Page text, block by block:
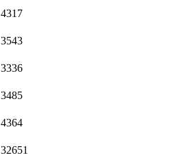
4317
3543
3336
3485
4364
32651